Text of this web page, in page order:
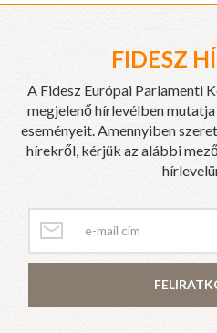
FIDESZ
A Fidesz Európai Parlamenti
megjelenő hírlevélben
eseményeit. Amennyiben
hírekről, kérjük az alábbi